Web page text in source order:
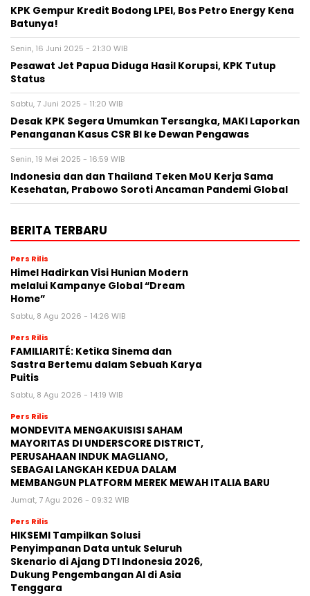
KPK Gempur Kredit Bodong LPEI, Bos Petro Energy Kena
Batunya!
Senin, 16 Juni 2025 - 21:30 WIB
Pesawat Jet Papua Diduga Hasil Korupsi, KPK Tutup
Status
Sabtu, 7 Juni 2025 - 11:20 WIB
Desak KPK Segera Umumkan Tersangka, MAKI Laporkan
Penanganan Kasus CSR BI ke Dewan Pengawas
Senin, 19 Mei 2025 - 16:59 WIB
Indonesia dan dan Thailand Teken MoU Kerja Sama
Kesehatan, Prabowo Soroti Ancaman Pandemi Global
BERITA TERBARU
Pers Rilis
Himel Hadirkan Visi Hunian Modern
melalui Kampanye Global “Dream
Home”
Sabtu, 8 Agu 2026 - 14:26 WIB
Pers Rilis
FAMILIARITÉ: Ketika Sinema dan
Sastra Bertemu dalam Sebuah Karya
Puitis
Sabtu, 8 Agu 2026 - 14:19 WIB
Pers Rilis
MONDEVITA MENGAKUISISI SAHAM
MAYORITAS DI UNDERSCORE DISTRICT,
PERUSAHAAN INDUK MAGLIANO,
SEBAGAI LANGKAH KEDUA DALAM
MEMBANGUN PLATFORM MEREK MEWAH ITALIA BARU
Jumat, 7 Agu 2026 - 09:32 WIB
Pers Rilis
HIKSEMI Tampilkan Solusi
Penyimpanan Data untuk Seluruh
Skenario di Ajang DTI Indonesia 2026,
Dukung Pengembangan AI di Asia
Tenggara